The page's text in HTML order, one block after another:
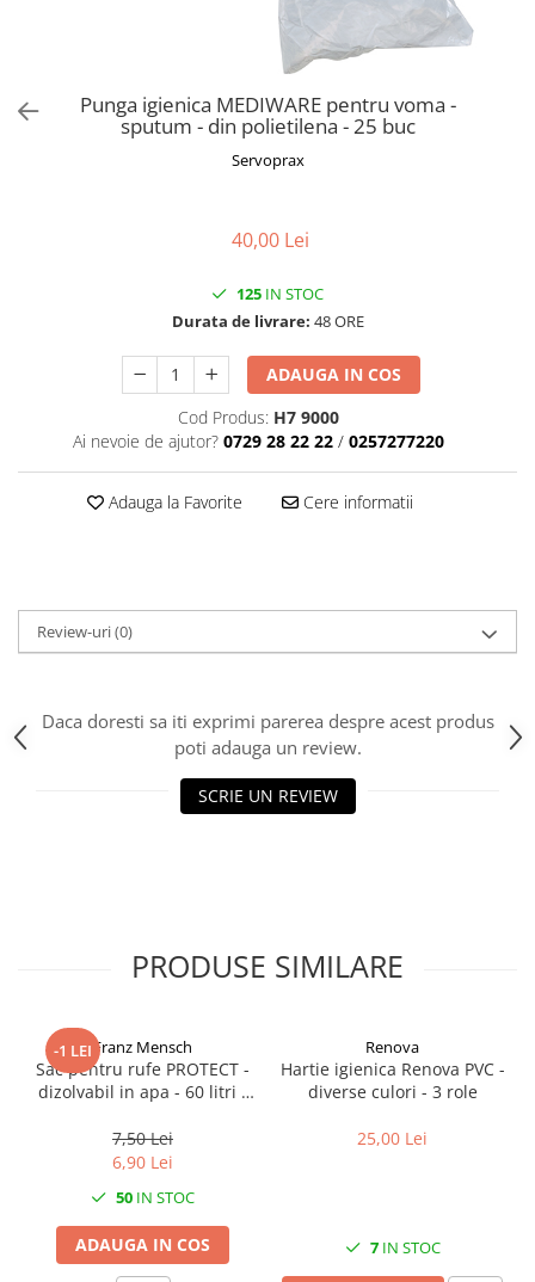
Punga igienica MEDIWARE pentru voma -
sputum - din polietilena - 25 buc
Servoprax
40,00 Lei
125 IN STOC
Durata de livrare: 48 ORE
ADAUGA IN COS
Cod Produs: H7 9000
Ai nevoie de ajutor? 0729 28 22 22 / 0257277220
Adauga la Favorite Cere informatii
Review-uri(0)
Daca doresti sa iti exprimi parerea despre acest produs
poti adauga un review.
SCRIE UN REVIEW
PRODUSE SIMILARE
-1 LEI Franz Mensch
Sac pentru rufe PROTECT -
dizolvabil in apa - 60 litri -
7,50 Lei
6,90 Lei
50 IN STOC
ADAUGA IN COS
Renova
Hartie igienica Renova PVC -
diverse culori - 3 role
25,00 Lei
7IN STOC